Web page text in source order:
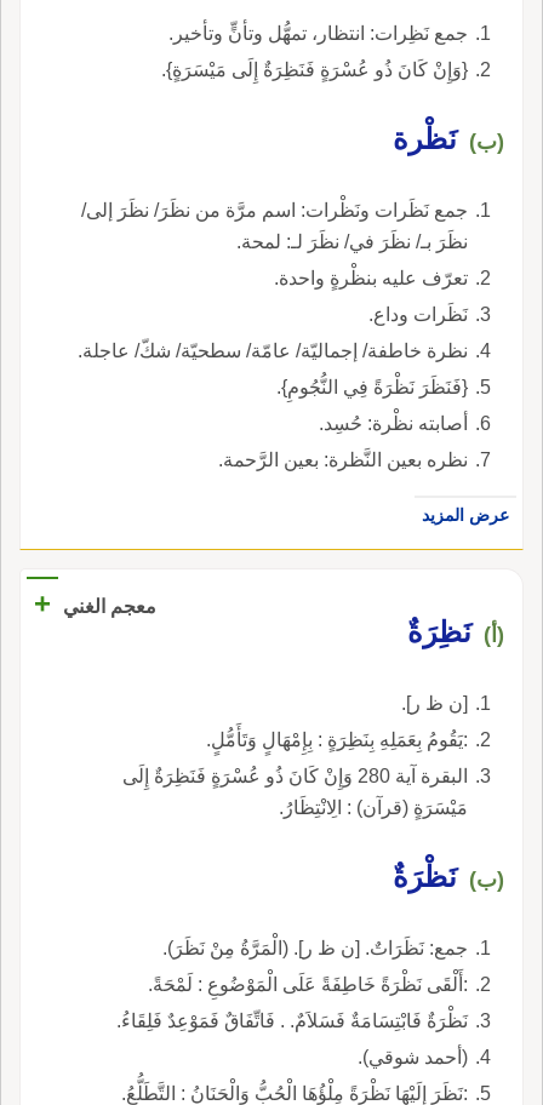
جمع نَظِرات: انتظار، تمهُّل وتأنٍّ وتأخير.
{وَإِنْ كَانَ ذُو عُسْرَةٍ فَنَظِرَةٌ إِلَى مَيْسَرَةٍ}.
(ب) نَظْرة
جمع نَظَرات ونَظْرات: اسم مرَّة من نظَرَ/ نظَرَ إلى/
نظَرَ بـ/ نظَرَ في/ نظَرَ لـ: لمحة.
تعرّف عليه بنظْرةٍ واحدة.
نَظَرات وداع.
نظرة خاطفة/ إجماليّة/ عامّة/ سطحيّة/ شكّ/ عاجلة.
{فَنَظَرَ نَظْرَةً فِي النُّجُومِ}.
أصابته نظْرة: حُسِد.
نظره بعين النَّظرة: بعين الرَّحمة.
عرض المزيد
معجم الغني +
(أ) نَظِرَةٌ
[ن ظ ر].
:يَقُومُ بِعَمَلِهِ بِنَظِرَةٍ : بِإِمْهَالٍ وَتَأَمُّلٍ.
البقرة آية 280 وَإِنْ كَانَ ذُو عُسْرَةٍ فَنَظِرَةٌ إِلَى
مَيْسَرَةٍ (قرآن) : الِانْتِظَارُ.
(ب) نَظْرَةٌ
جمع: نَظَرَاتٌ. [ن ظ ر]. (الْمَرَّةُ مِنْ نَظَرَ).
:أَلْقَى نَظْرَةً خَاطِفَةً عَلَى الْمَوْضُوعِ : لَمْحَةً.
نَظْرَةٌ فَابْتِسَامَةٌ فَسَلاَمٌ. . فَاتِّفَاقٌ فَمَوْعِدٌ فَلِقَاءُ.
(أحمد شوقي).
:نَظَرَ إِلَيْهَا نَظْرَةً مِلْؤُهَا الْحُبُّ وَالْحَنَانُ : التَّطَلُّعُ.